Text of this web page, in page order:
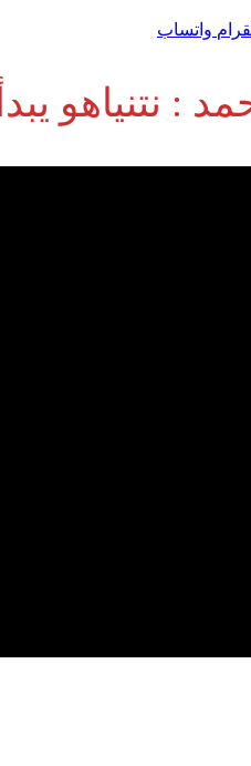
واتساب
: نتنياهو